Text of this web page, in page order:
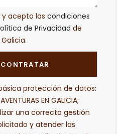
y acepto las condiciones
de Privacidad de
protección de datos:
EN GALICIA;
una correcta gestión
y atender las